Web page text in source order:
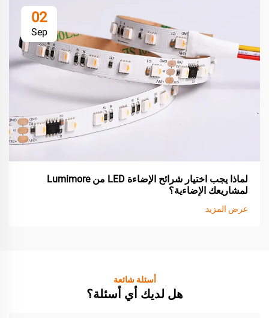
02
Sep
لماذا يجب اختيار شرائح الإضاءة LED من Lumimore
لمشاريعك الإضاءية؟
عرض المزيد
أسئلة شائعة
هل لديك أي أسئلة؟